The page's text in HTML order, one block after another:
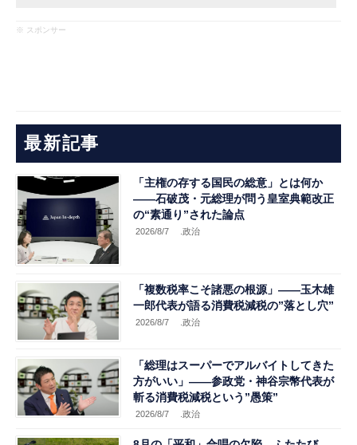
※ スポンサー
最新記事
「主権の存する国民の総意」とは何か
――石破茂・元総理が問う皇室典範改正
の“素通り”された論点
2026/8/7 .政治
「複数税率こそ諸悪の根源」――玉木雄
一郎代表が語る消費税減税の”落とし穴”
2026/8/7 .政治
「総理はスーパーでアルバイトしてきた
方がいい」――参政党・神谷宗幣代表が
斬る消費税減税という”愚策”
2026/8/7 .政治